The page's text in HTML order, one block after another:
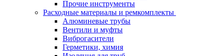
Прочие инструменты
Расходные материалы и ремкомплекты
Алюминевые трубы
Вентили и муфты
Виброгасители
Герметики, химия